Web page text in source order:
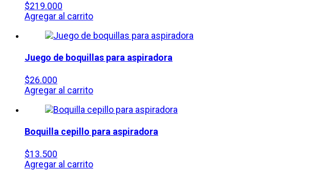
$219.000
Agregar al carrito
Juego de boquillas para aspiradora
$26.000
Agregar al carrito
Boquilla cepillo para aspiradora
$13.500
Agregar al carrito